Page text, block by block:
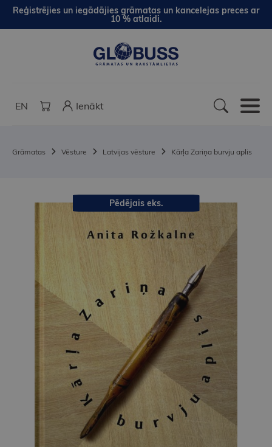
Reģistrējies un iegādājies grāmatas un kancelejas preces ar
10 % atlaidi.
EN Ienākt
Grāmatas Vēsture Latvijas vēsture Kārļa Zariņa burvju aplis
Pēdējais eks.